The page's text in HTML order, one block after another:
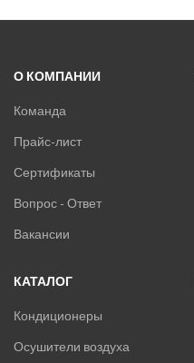
О КОМПАНИИ
Команда
Прайс-лист
Сертификаты
Вопрос - Ответ
Вакансии
КАТАЛОГ
Кондиционеры
Осушители воздуха